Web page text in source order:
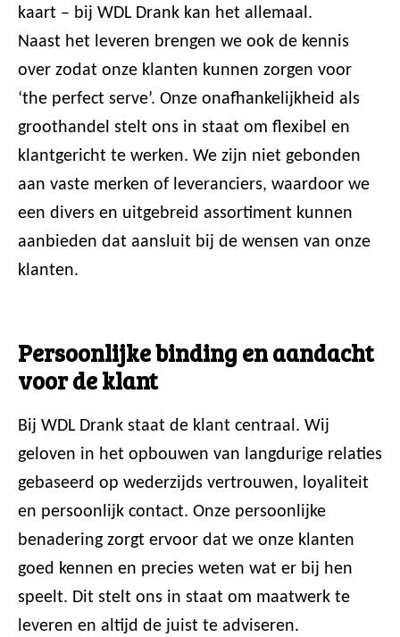
kaart – bij WDL Drank kan het allemaal.
Naast het leveren brengen we ook de kennis
over zodat onze klanten kunnen zorgen voor
‘the perfect serve’. Onze onafhankelijkheid als
groothandel stelt ons in staat om flexibel en
klantgericht te werken. We zijn niet gebonden
aan vaste merken of leveranciers, waardoor we
een divers en uitgebreid assortiment kunnen
aanbieden dat aansluit bij de wensen van onze
klanten.
Persoonlijke binding en aandacht
voor de klant
Bij WDL Drank staat de klant centraal. Wij
geloven in het opbouwen van langdurige relaties
gebaseerd op wederzijds vertrouwen, loyaliteit
en persoonlijk contact. Onze persoonlijke
benadering zorgt ervoor dat we onze klanten
goed kennen en precies weten wat er bij hen
speelt. Dit stelt ons in staat om maatwerk te
leveren en altijd de juist te adviseren.